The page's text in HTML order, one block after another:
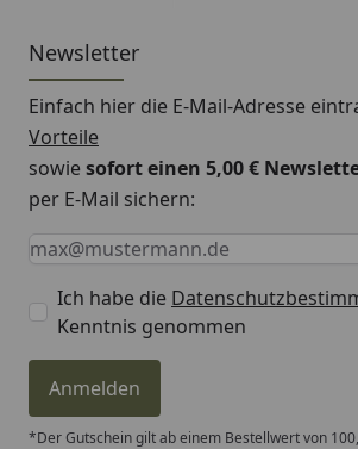
Newsletter
Einfach hier die E-Mail-Adresse
Vorteile
sowiesofort einen 5,00 €
per E-Mail sichern:
Keine Eingabe erforderlich
Eingabe erforderlich
E-Mail *
Ich habe die
Kenntnis genommen
Anmelden
*Der Gutschein gilt ab einem Bestellwert von